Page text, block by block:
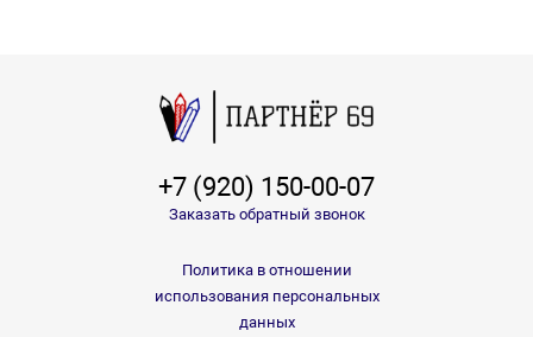
+7 (920) 150-00-07
Заказать обратный звонок
Политика в отношении
использования персональных
данных